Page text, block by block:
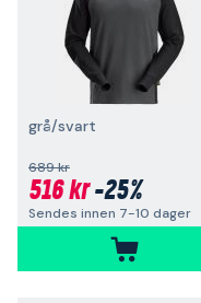
grå/svart
689 kr
516 kr-25%
Sendes innen 7-10 dager